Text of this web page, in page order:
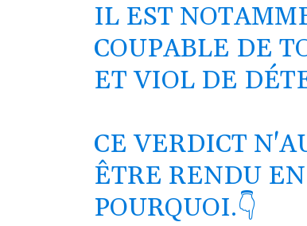
IL EST
COUPABLE DE
ET VIOL DE
CE VERDICT
ÊTRE RENDU
POURQUOI.👇